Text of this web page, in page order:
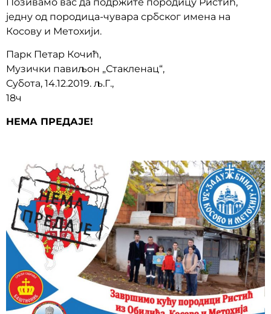
једну од породица-чувара србског имена на
Косову и Метохији.
Парк Петар Кочић,
Музички павиљон „Стакленац“,
Субота, 14.12.2019. љ.Г.,
18ч
НЕМА ПРЕДАЈЕ!